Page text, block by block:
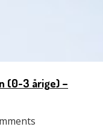
(0-3 årige) –